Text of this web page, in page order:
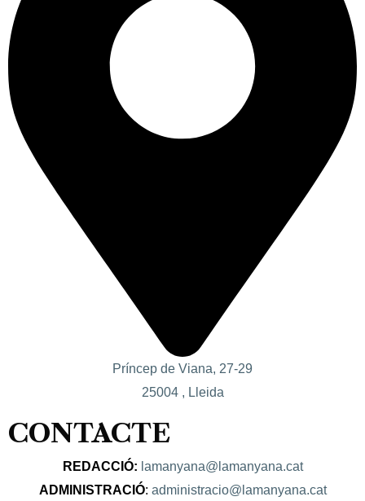
Príncep de Viana, 27-29
25004 , Lleida
CONTACTE
REDACCIÓ: lamanyana@lamanyana.cat
ADMINISTRACIÓ: administracio@lamanyana.cat